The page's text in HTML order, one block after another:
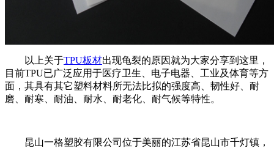
以上关于TPU板材出现龟裂的原因就为大家分享到这里，
目前TPU已广泛应用于医疗卫生、电子电器、工业及体育等方
面，其具有其它塑料材料所无法比拟的强度高、韧性好、耐
磨、耐寒、耐油、耐水、耐老化、耐气候等特性。
昆山一格塑胶有限公司位于美丽的江苏省昆山市千灯镇，